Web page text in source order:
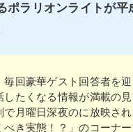
ポラリオンライトが
毎回豪華ゲスト回答者を
たくなる情報が満載の
で月曜日深夜のに放映
べき実態！？」のコーナ